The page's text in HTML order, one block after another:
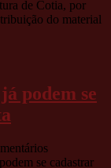
de Cotia, por
do material
podem se
se cadastrar